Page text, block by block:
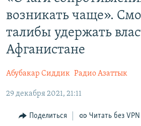
содержанию
Вернутся
главной
Вернутся
ГРУЗ 200
КАРТА ВОЕННЫХ ОБЪЕКТОВ КРЫМА
ИСТОРИЯ
ИНТЕРАКТИВ
ИНФОГРАФИКА
ТЕЛЕПРОЕКТ КРЫМ.РЕАЛИИ
РАДІО СВОБОДА
КАК ОБОЙТИ БЛОКИРОВКУ
возникать чаще».
талибы удержать
Афганистане
Абубакар Сиддик Радио Азаттык
29 декабря 2021, 21:11
Поделиться Читать без VPN